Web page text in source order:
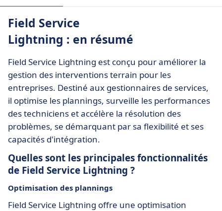
Field Service
Lightning : en résumé
Field Service Lightning est conçu pour améliorer la
gestion des interventions terrain pour les
entreprises. Destiné aux gestionnaires de services,
il optimise les plannings, surveille les performances
des techniciens et accélère la résolution des
problèmes, se démarquant par sa flexibilité et ses
capacités d'intégration.
Quelles sont les principales fonctionnalités
de Field Service Lightning ?
Optimisation des plannings
Field Service Lightning offre une optimisation